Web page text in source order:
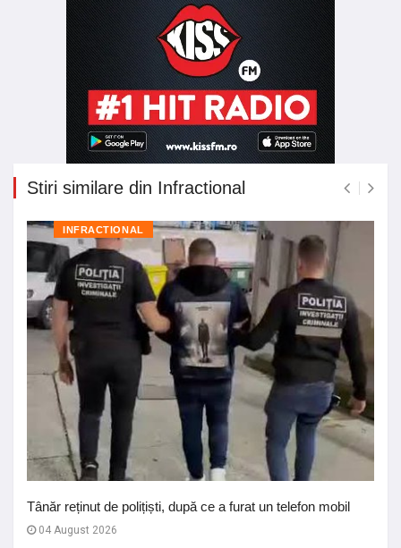
Stiri similare din Infractional
INFRACTIONAL
Tânăr reținut de polițiști, după ce a furat un telefon mobil
04 August 2026